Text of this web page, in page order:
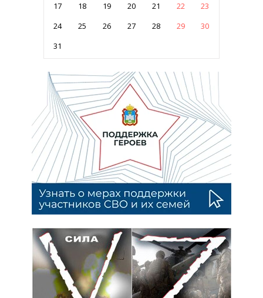
17
18 19 20 21 22
23
24
25 26 27 28 29
30
31